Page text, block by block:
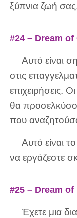
ξύπνια ζωή σας.
#24 – Dream of
Αυτό είναι
στις
επιχειρήσεις.
θα
που
Αυτό είναι
να εργάζεστε
#25 – Dream of
Έχετε μια